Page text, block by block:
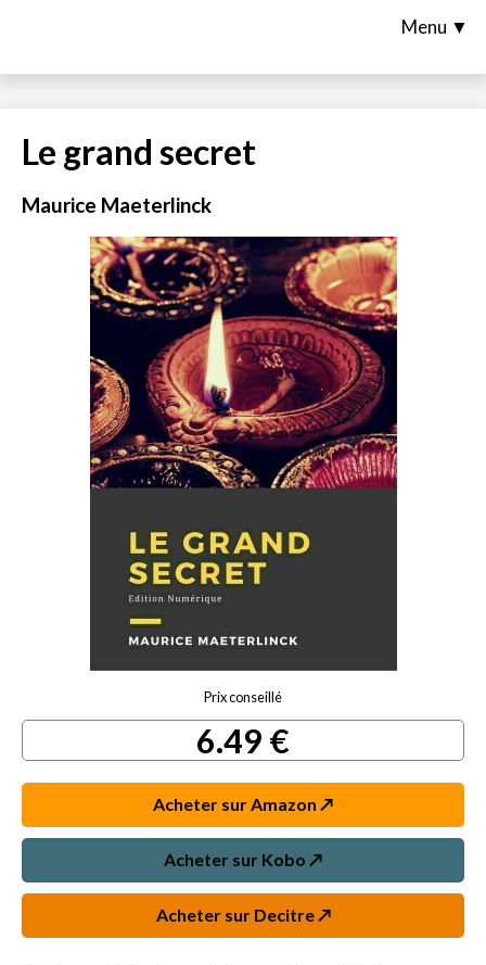
Menu ▼
Le grand secret
Maurice Maeterlinck
Prix conseillé
6.49 €
Acheter sur Amazon ↗️
Acheter sur Kobo ↗️
Acheter sur Decitre ↗️